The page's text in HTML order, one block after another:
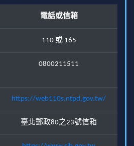
電話或信箱
110 或 165
0800211511
https://web110s.ntpd.gov.tw/
臺北郵政80之23號信箱